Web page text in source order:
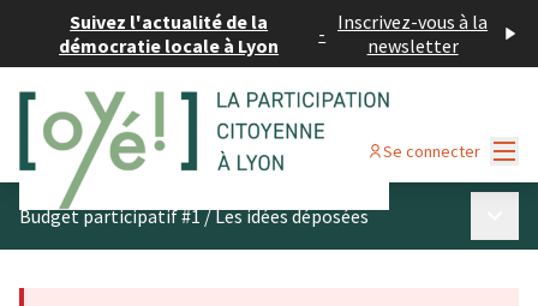
Suivez l'actualité de la
démocratie locale à Lyon
- Inscrivez-vous à la
newsletter
Se connecter
Budget participatif #1/Les idées déposées